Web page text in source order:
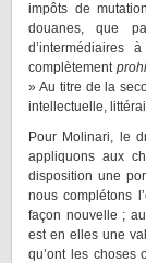
impôts de
douanes, que
d’intermédiaires
complètement
» Au titre de la
intellectuelle,
Pour Molinari, le
appliquons aux
disposition une
nous complétons
façon nouvelle ;
est en elles une
qu’ont les choses